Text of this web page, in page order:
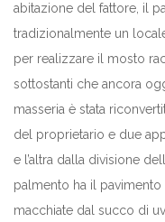
abitazione del fattore, il
tradizionalmente un
per realizzare il mosto
sottostanti che ancora
masseria è stata
del proprietario e due
e l’altra dalla divisione
palmento ha il
macchiate dal succo di